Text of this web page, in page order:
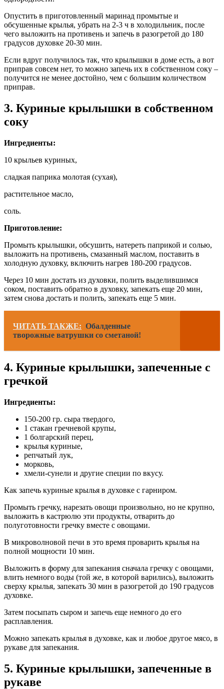
Опустить в приготовленный маринад промытые и
обсушенные крылья, убрать на 2-3 ч в холодильник, после
чего выложить на противень и запечь в разогретой до 180
градусов духовке 20-30 мин.
Если вдруг получилось так, что крылышки в доме есть, а вот
приправ совсем нет, то можно запечь их в собственном соку –
получится не менее достойно, чем с большим количеством
приправ.
3. Куриные крылышки в собственном
соку
Ингредиенты:
10 крыльев куриных,
сладкая паприка молотая (сухая),
растительное масло,
соль.
Приготовление:
Промыть крылышки, обсушить, натереть паприкой и солью,
выложить на противень, смазанный маслом, поставить в
холодную духовку, включить нагрев 180-200 градусов.
Через 10 мин достать из духовки, полить выделившимся
соком, поставить обратно в духовку, запекать еще 20 мин,
затем снова достать и полить, запекать еще 5 мин.
ЧИТАТЬ ТАКЖЕ: Обалденные
творожные ватрушки со сметаной!
4. Куриные крылышки, запеченные с
гречкой
Ингредиенты:
150-200 гр. сыра твердого,
1 стакан гречневой крупы,
1 болгарский перец,
крылья куриные,
репчатый лук,
морковь,
хмели-сунели и другие специи по вкусу.
Как запечь куриные крылья в духовке с гарниром.
Промыть гречку, нарезать овощи произвольно, но не крупно,
выложить в кастрюлю эти продукты, отварить до
полуготовности гречку вместе с овощами.
В микроволновой печи в это время проварить крылья на
полной мощности 10 мин.
Выложить в форму для запекания сначала гречку с овощами,
влить немного воды (той же, в которой варились), выложить
сверху крылья, запекать 30 мин в разогретой до 190 градусов
духовке.
Затем посыпать сыром и запечь еще немного до его
расплавления.
Можно запекать крылья в духовке, как и любое другое мясо, в
рукаве для запекания.
5. Куриные крылышки, запеченные в
рукаве